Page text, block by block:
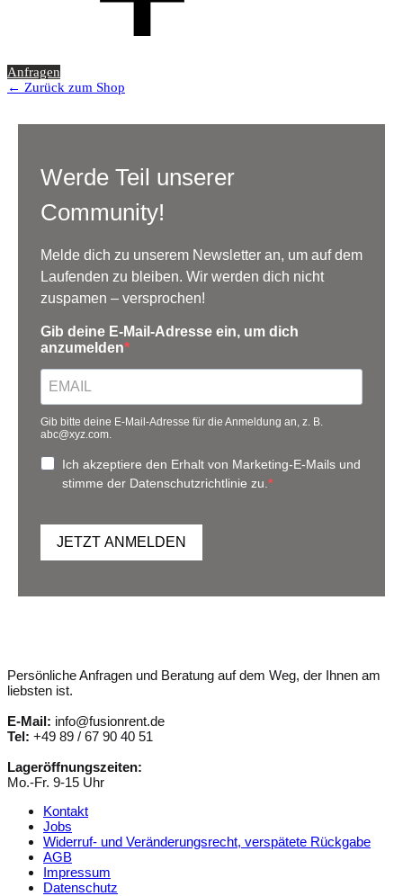
Anfragen
← Zurück zum Shop
Werde Teil unserer
Community!
Melde dich zu unserem Newsletter an, um auf dem
Laufenden zu bleiben. Wir werden dich nicht
zuspamen – versprochen!
Gib deine E-Mail-Adresse ein, um dich
anzumelden
Gib bitte deine E-Mail-Adresse für die Anmeldung an, z. B.
abc@xyz.com.
Ich akzeptiere den Erhalt von Marketing-E-Mails und
stimme der Datenschutzrichtlinie zu.
JETZT ANMELDEN
Persönliche Anfragen und Beratung auf dem Weg, der Ihnen am
liebsten ist.
E-Mail: info@fusionrent.de
Tel: +49 89 / 67 90 40 51
Lageröffnungszeiten:
Mo.-Fr. 9-15 Uhr
Kontakt
Jobs
Widerruf- und Veränderungsrecht, verspätete Rückgabe
AGB
Impressum
Datenschutz